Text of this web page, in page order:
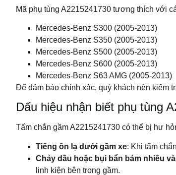
Mã phụ tùng A2215241730 tương thích với
Mercedes-Benz S300 (2005-2013)
Mercedes-Benz S350 (2005-2013)
Mercedes-Benz S500 (2005-2013)
Mercedes-Benz S600 (2005-2013)
Mercedes-Benz S63 AMG (2005-2013)
Để đảm bảo chính xác, quý khách nên kiểm
Dấu hiệu nhận biết phụ tùng
Tấm chắn gầm A2215241730 có thể bị hư
Tiếng ồn lạ dưới gầm xe: Khi tấm
Chảy dầu hoặc bụi bẩn bám nhiều
linh kiện bên trong gầm.